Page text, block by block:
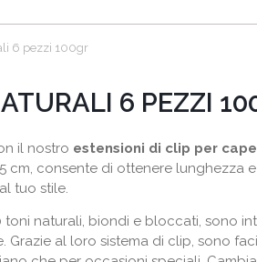
6 pezzi 100gr
6 PEZZI
il nostro estensioni di clip per
cm, consente di ottenere lunghezza
tuo stile.
naturali, biondi e bloccati, sono
al loro sistema di clip, sono